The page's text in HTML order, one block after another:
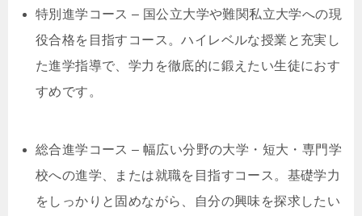
特別進学コース – 国公立大学や難関私立大学への現
役合格を目指すコース。ハイレベルな授業と充実し
た進学指導で、学力を徹底的に鍛えたい生徒におす
すめです。
総合進学コース – 幅広い分野の大学・短大・専門学
校への進学、または就職を目指すコース。基礎学力
をしっかりと固めながら、自分の興味を探求したい